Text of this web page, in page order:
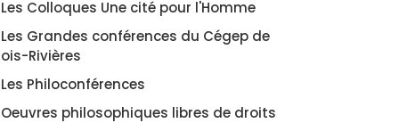
Les Colloques Une cité pour l'Homme
Les Grandes conférences du Cégep de
Rivières
Les Philoconférences
Oeuvres philosophiques libres de droits